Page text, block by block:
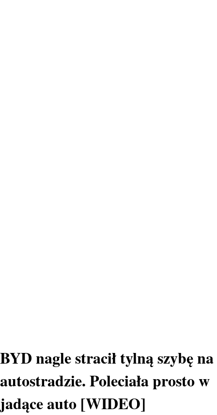
BYD nagle stracił tylną szybę na
autostradzie. Poleciała prosto w
jadące auto [WIDEO]